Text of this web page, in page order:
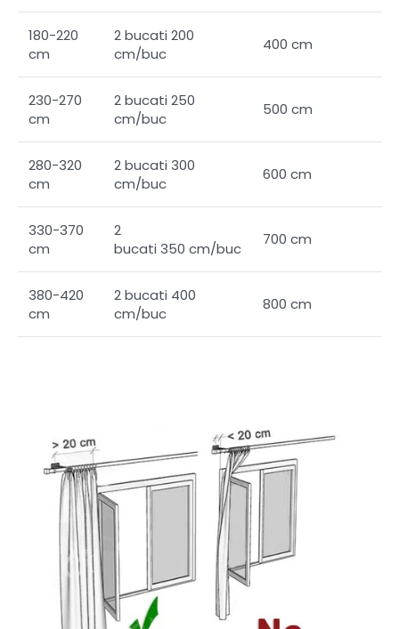
180-220
cm
2 bucati 200
cm/buc
400 cm
230-270
cm
2 bucati 250
cm/buc
500 cm
280-320
cm
2 bucati 300
cm/buc
600 cm
330-370
cm
2
bucati 350 cm/buc
700 cm
380-420
cm
2 bucati 400
cm/buc
800 cm